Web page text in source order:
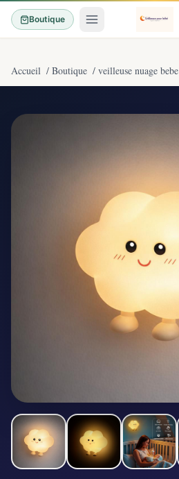
Boutique
Accueil / Boutique / veilleuse nuage bebe